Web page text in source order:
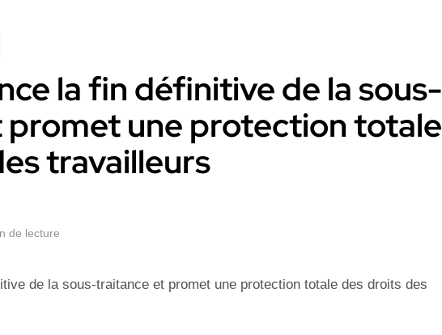
la fin définitive de la sous-
une protection totale
travailleurs
de lecture